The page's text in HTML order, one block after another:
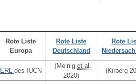
Rote Liste
Europa
Rote Liste
Deutschland
Rote
ERL des IUCN
(Meinig et al.
2020)
(Kirberg